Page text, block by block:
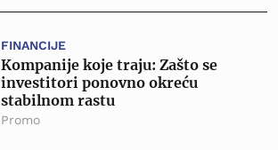
FINANCIJE
Kompanije koje traju: Zašto se
investitori ponovno okreću
stabilnom rastu
Promo